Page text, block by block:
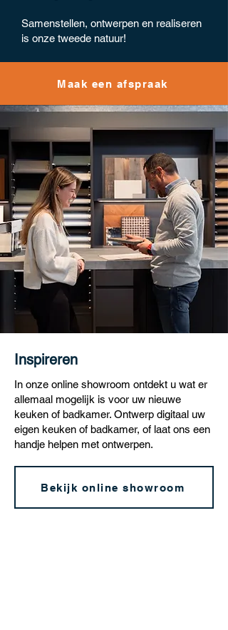
Samenstellen, ontwerpen en realiseren
is onze tweede natuur!
Maak een afspraak
Inspireren
In onze online showroom ontdekt u wat er
allemaal mogelijk is voor uw nieuwe
keuken of badkamer. Ontwerp digitaal uw
eigen keuken of badkamer, of laat ons een
handje helpen met ontwerpen.
Bekijk online showroom